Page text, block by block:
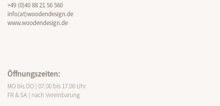
+49 (0)40 88 21 56 560
info(at)woodendesign.de
www.woodendesign.de
Öffnungszeiten:
MO bis DO | 07.00 bis 17.00 Uhr
FR & SA | nach Vereinbarung